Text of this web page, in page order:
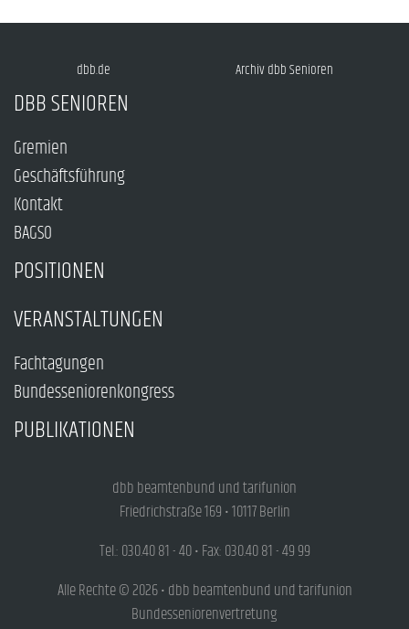
dbb.de Archiv dbb Senioren
DBB SENIOREN
Gremien
Geschäftsführung
Kontakt
BAGSO
POSITIONEN
VERANSTALTUNGEN
Fachtagungen
Bundesseniorenkongress
PUBLIKATIONEN
dbb beamtenbund und tarifunion
Friedrichstraße 169 • 10117 Berlin
Tel.: 030.40 81 - 40 • Fax: 030.40 81 - 49 99
Alle Rechte © 2026 • dbb beamtenbund und tarifunion
Bundesseniorenvertretung